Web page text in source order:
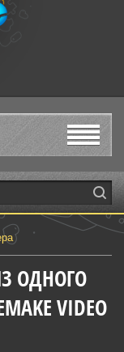
ОДНОГО
VIDEO